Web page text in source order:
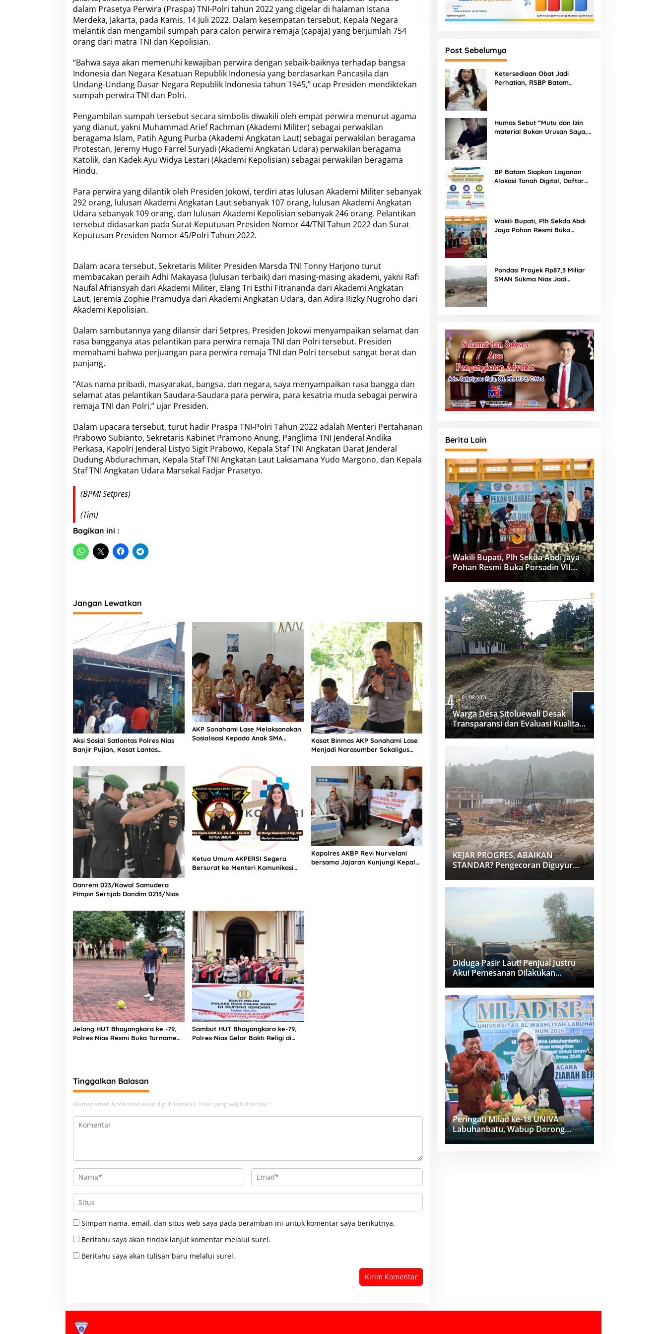
o
w
i
L
a
n
i
k
7
5
4
e
r
w
i
r
a
m
a
a
T
N
n
P
o
l
i
a
h
u
2
2
dalam Prasetya Perwira (Praspa) TNI-Polri tahun 2022 yang digelar di halaman Istana
Merdeka, Jakarta, pada Kamis, 14 Juli 2022. Dalam kesempatan tersebut, Kepala Negara
melantik dan mengambil sumpah para calon perwira remaja (capaja) yang berjumlah 754
orang dari matra TNI dan Kepolisian.
“Bahwa saya akan memenuhi kewajiban perwira dengan sebaik-baiknya terhadap bangsa
Indonesia dan Negara Kesatuan Republik Indonesia yang berdasarkan Pancasila dan
Undang-Undang Dasar Negara Republik Indonesia tahun 1945,” ucap Presiden mendiktekan
sumpah perwira TNI dan Polri.
Pengambilan sumpah tersebut secara simbolis diwakili oleh empat perwira menurut agama
yang dianut, yakni Muhammad Arief Rachman (Akademi Militer) sebagai perwakilan
beragama Islam, Patih Agung Purba (Akademi Angkatan Laut) sebagai perwakilan beragama
Protestan, Jeremy Hugo Farrel Suryadi (Akademi Angkatan Udara) perwakilan beragama
Katolik, dan Kadek Ayu Widya Lestari (Akademi Kepolisian) sebagai perwakilan beragama
Hindu.
Para perwira yang dilantik oleh Presiden Jokowi, terdiri atas lulusan Akademi Militer sebanyak
292 orang, lulusan Akademi Angkatan Laut sebanyak 107 orang, lulusan Akademi Angkatan
Udara sebanyak 109 orang, dan lulusan Akademi Kepolisian sebanyak 246 orang. Pelantikan
tersebut didasarkan pada Surat Keputusan Presiden Nomor 44/TNI Tahun 2022 dan Surat
Keputusan Presiden Nomor 45/Polri Tahun 2022.
Dalam acara tersebut, Sekretaris Militer Presiden Marsda TNI Tonny Harjono turut
membacakan peraih Adhi Makayasa (lulusan terbaik) dari masing-masing akademi, yakni Rafi
Naufal Afriansyah dari Akademi Militer, Elang Tri Esthi Fitrananda dari Akademi Angkatan
Laut, Jeremia Zophie Pramudya dari Akademi Angkatan Udara, dan Adira Rizky Nugroho dari
Akademi Kepolisian.
Dalam sambutannya yang dilansir dari Setpres, Presiden Jokowi menyampaikan selamat dan
rasa bangganya atas pelantikan para perwira remaja TNI dan Polri tersebut. Presiden
memahami bahwa perjuangan para perwira remaja TNI dan Polri tersebut sangat berat dan
panjang.
“Atas nama pribadi, masyarakat, bangsa, dan negara, saya menyampaikan rasa bangga dan
selamat atas pelantikan Saudara-Saudara para perwira, para kesatria muda sebagai perwira
remaja TNI dan Polri,” ujar Presiden.
Dalam upacara tersebut, turut hadir Praspa TNI-Polri Tahun 2022 adalah Menteri Pertahanan
Prabowo Subianto, Sekretaris Kabinet Pramono Anung, Panglima TNI Jenderal Andika
Perkasa, Kapolri Jenderal Listyo Sigit Prabowo, Kepala Staf TNI Angkatan Darat Jenderal
Dudung Abdurachman, Kepala Staf TNI Angkatan Laut Laksamana Yudo Margono, dan Kepala
Staf TNI Angkatan Udara Marsekal Fadjar Prasetyo.
(BPMI Setpres)
(Tim)
Bagikan ini :
Jangan Lewatkan
Aksi Sosial Satlantas Polres Nias
Banjir Pujian, Kasat Lantas
Dus Kopi Fresco untuk Warga di
Tengah Sulitnya Ekonomi
AKP Sonahami Lase Melaksanakan
Sosialisasi Kepada Anak SMA
Kasat Binmas AKP Sonahami Lase
Menjadi Narasumber Sekaligus
Danrem 023/Kawal Samudera
Pimpin Sertijab Dandim 0213/Nias
Ketua Umum AKPERSI Segera
Bersurat ke Menteri Komunikasi
Kapolres AKBP Revi Nurvelani
bersama Jajaran Kunjungi Kepala
Jelang HUT Bhayangkara ke -79,
Polres Nias Resmi Buka Turnamen
Sambut HUT Bhayangkara ke-79,
Polres Nias Gelar Bakti Religi di
Tinggalkan Balasan
Alamat email Anda tidak akan dipublikasikan. Ruas yang wajib ditandai *
Simpan nama, email, dan situs web saya pada peramban ini untuk komentar saya berikutnya.
Beritahu saya akan tindak lanjut komentar melalui surel.
Beritahu saya akan tulisan baru melalui surel.
Post Sebelumya
Ketersediaan Obat Jadi
Perhatian, RSBP Batam
Humas Sebut “Mutu dan Izin
material Bukan Urusan Saya,
BP Batam Siapkan Layanan
Alokasi Tanah Digital, Daftar
Wakili Bupati, Plh Sekda Abdi
Jaya Pohan Resmi Buka
Pondasi Proyek Rp87,3 Miliar
SMAN Sukma Nias Jadi
Berita Lain
Wakili Bupati, Plh Sekda Abdi Jaya
Pohan Resmi Buka Porsadin VII
Kabupaten Labuhanbatu
Warga Desa Sitoluewali Desak
Transparansi dan Evaluasi Kualitas
Proyek Jalan, Diduga Minim
KEJAR PROGRES, ABAIKAN
STANDAR? Pengecoran Diguyur
Hujan di Proyek Rp87,34 Miliar
Sukma Nias, Konsultan, Pengawas
dan PPK Bungkam
Diduga Pasir Laut! Penjual Justru
Akui Pemesanan Dilakukan
Langsung Humas Proyek Sukma
Peringati Milad ke-18 UNIVA
Labuhanbatu, Wabup Dorong
Penguatan SDM Unggul Menuju